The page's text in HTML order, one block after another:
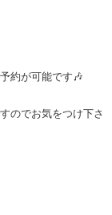
約が可能です🎶
のでお気をつけ下さ